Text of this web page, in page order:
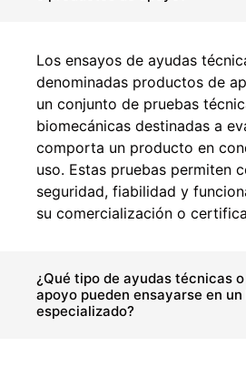
Los ensayos de ayudas
denominadas productos de
un conjunto de pruebas
biomecánicas destinadas a
comporta un producto en
uso. Estas pruebas permiten
seguridad, fiabilidad y
su comercialización o
¿Qué tipo de ayudas técnicas
apoyo pueden ensayarse en
especializado?